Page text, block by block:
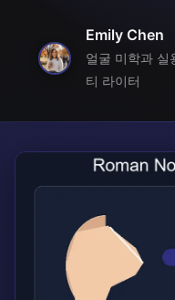
Emily Chen
얼굴 미학과 실
티 라이터